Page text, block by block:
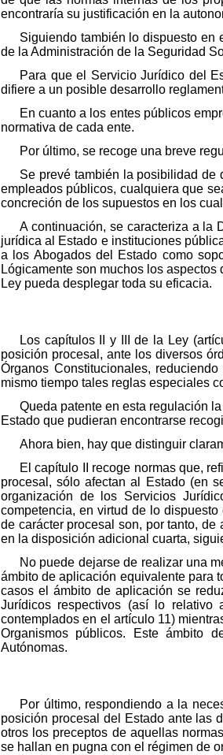
encontraría su justificación en la
Siguiendo también lo dispuesto en
de la Administración de la Seguridad
Para que el Servicio Jurídico del
difiere a un posible desarrollo
En cuanto a los entes públicos
normativa de cada ente.
Por último, se recoge una breve
Se prevé también la posibilidad de
empleados públicos, cualquiera que
concreción de los supuestos en los
A continuación, se caracteriza a la
jurídica al Estado e instituciones
a los Abogados del Estado como
Lógicamente son muchos los
Ley pueda desplegar toda su eficacia.
Los capítulos II y III de la Ley
posición procesal, ante los diversos
Órganos Constitucionales,
mismo tiempo tales reglas especiales
Queda patente en esta regulación
Estado que pudieran encontrarse
Ahora bien, hay que distinguir
El capítulo II recoge normas que,
procesal, sólo afectan al Estado (en
organización de los Servicios
competencia, en virtud de lo
de carácter procesal son, por tanto,
en la disposición adicional cuarta,
No puede dejarse de realizar una
ámbito de aplicación equivalente para
casos el ámbito de aplicación se
Jurídicos respectivos (así lo relativo
contemplados en el artículo 11)
Organismos públicos. Este ámbito
Autónomas.
Por último, respondiendo a la
posición procesal del Estado ante las
otros los preceptos de aquellas
se hallan en pugna con el régimen de